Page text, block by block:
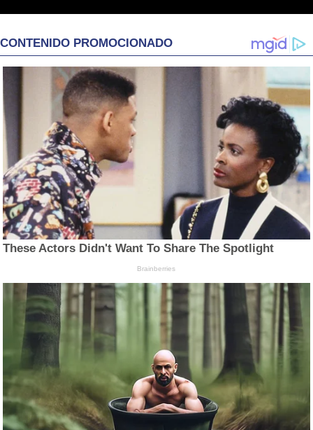
CONTENIDO PROMOCIONADO
These Actors Didn't Want To Share The Spotlight
Brainberries